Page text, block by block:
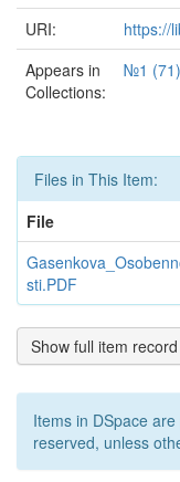
URI:
https://
Appears in
Collections:
№1 (71)
Files in This Item:
File
sti.PDF
Show full item record
Items in DSpace
reserved, unless